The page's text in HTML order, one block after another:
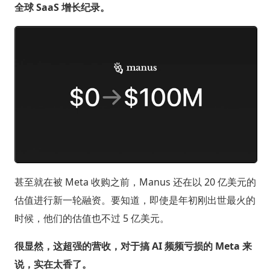
全球 SaaS 增长纪录。
甚至就在被 Meta 收购之前，Manus 还在以 20 亿美元的
估值进行新一轮融资。要知道，即使是年初刚出世最火的
时候，他们的估值也不过 5 亿美元。
很显然，这超强的营收，对于搞 AI 频频亏损的 Meta 来
说，实在太香了。